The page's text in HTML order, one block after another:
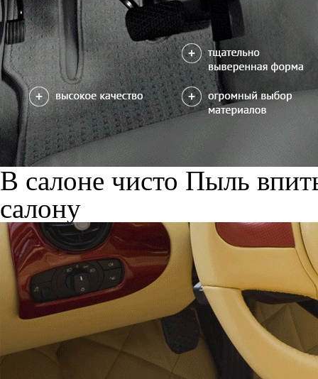
В салоне чисто Пыль
салону